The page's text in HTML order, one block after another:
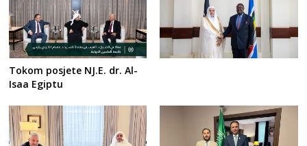
Tokom posjete NJ.E. dr. Al-
Isaa Egiptu